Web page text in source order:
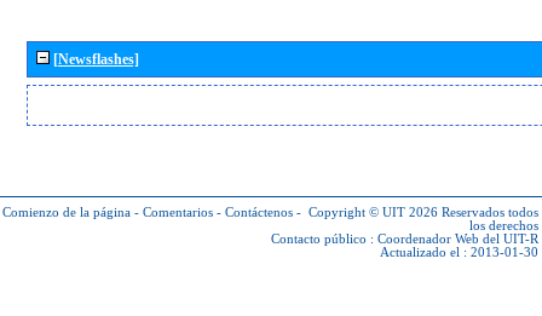
[Newsflashes]
Comienzo de la página - Comentarios - Contáctenos - Copyright © UIT 2026 Reservados todos
los derechos
Contacto público : Coordenador Web del UIT-R
Actualizado el : 2013-01-30